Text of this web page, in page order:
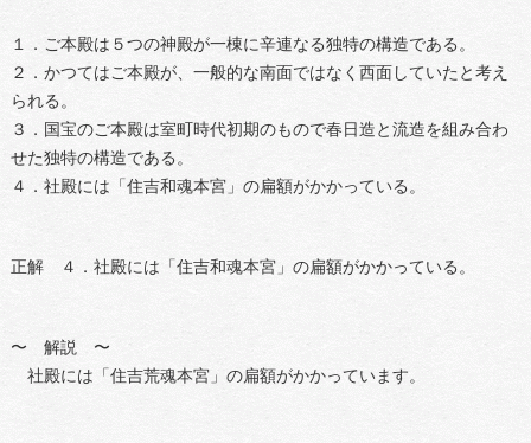
１．ご本殿は５つの神殿が一棟に辛連なる独特の構造である。
２．かつてはご本殿が、一般的な南面ではなく西面していたと考え
られる。
３．国宝のご本殿は室町時代初期のもので春日造と流造を組み合わ
せた独特の構造である。
４．社殿には「住吉和魂本宮」の扁額がかかっている。
正解 ４．社殿には「住吉和魂本宮」の扁額がかかっている。
〜 解説 〜
社殿には「住吉荒魂本宮」の扁額がかかっています。